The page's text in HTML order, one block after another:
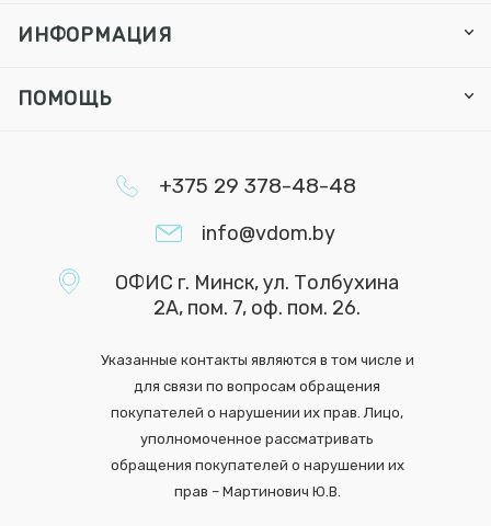
ИНФОРМАЦИЯ
ПОМОЩЬ
+375 29 378-48-48
info@vdom.by
ОФИС г. Минск, ул. Толбухина
2А, пом. 7, оф. пом. 26.
Указанные контакты являются в том числе и
для связи по вопросам обращения
покупателей о нарушении их прав. Лицо,
уполномоченное рассматривать
обращения покупателей о нарушении их
прав – Мартинович Ю.В.